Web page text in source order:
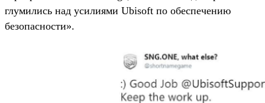
глумились над усилиями Ubisoft по обеспечению
безопасности».